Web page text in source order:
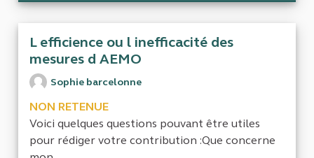
L efficience ou l inefficacité des
mesures d AEMO
Sophie barcelonne
NON RETENUE
Voici quelques questions pouvant être utiles
pour rédiger votre contribution :Que concerne